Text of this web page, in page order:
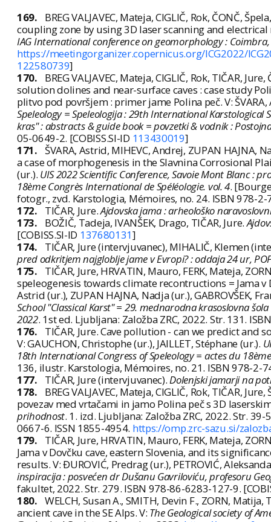
169.
BREG VALJAVEC, Mateja, CIGLIČ, Rok, ČONČ,
coupling zone by using 3D laser scanning and
IAG International conference on geomorphology :
https://meetingorganizer.copernicus.org/ICG2022/
122580739]
170.
BREG VALJAVEC, Mateja, CIGLIČ, Rok, TIČAR,
solution dolines and near-surface caves : case study
plitvo pod površjem : primer jame Polina peč. V: ŠVARA,
Speleology = Speleologija : 29th International Karstological
kras" : abstracts & guide book = povzetki & vodnik :
05-0649-2. [COBISS.SI-ID 113430019]
171. ŠVARA, Astrid, MIHEVC, Andrej, ZUPAN HAJNA,
a case of morphogenesis in the Slavnina Corrosional
(ur.). UIS 2022 Scientific Conference, Savoie Mont Blanc :
18ème Congrès International de Spéléologie. vol. 4.
fotogr., zvd. Karstologia, Mémoires, no. 24. ISBN 978-2-
172.
TIČAR, Jure.Ajdovska jama : arheološko
173.
BOŽIČ, Tadeja, IVANŠEK, Drago, TIČAR, Jure.
[COBISS.SI-ID 137680131]
174.
TIČAR, Jure (intervjuvanec), MIHALIČ, Klemen
pred odkritjem najgloblje jame v Evropi? : oddaja 24 ur,
175.
TIČAR, Jure, HRVATIN, Mauro, FERK, Mateja,
speleogenesis towards climate recontructions = Jama
Astrid (ur.), ZUPAN HAJNA, Nadja (ur.), GABROVŠEK,
School "Classical Karst" = 29. mednarodna krasoslovna
2022. 1st ed. Ljubljana: Založba ZRC, 2022. Str. 131.
176.
TIČAR, Jure. Cave pollution - can we predict and
V: GAUCHON, Christophe (ur.), JAILLET, Stéphane (ur.).
18th International Congress of Speleology = actes du
136, ilustr. Karstologia, Mémoires, no. 21. ISBN 978-2-
177.
TIČAR, Jure (intervjuvanec).Dolenjski jamarji na
178.
BREG VALJAVEC, Mateja, CIGLIČ, Rok, TIČAR,
povezav med vrtačami in jamo Polina peč s 3D
prihodnost. 1. izd. Ljubljana: Založba ZRC, 2022. Str.
0667-6. ISSN 1855-4954. https://omp.zrc-sazu.si/
179.
TIČAR, Jure, HRVATIN, Mauro, FERK, Mateja,
Jama v Dovčku cave, eastern Slovenia, and its
results. V: ĐUROVIĆ, Predrag (ur.), PETROVIĆ,
inspiracija : posvećen dr Dušanu Gavriloviću, profesoru
fakultet, 2022. Str. 279. ISBN 978-86-6283-127-9.
180. WELCH, Susan A., SMITH, Devin F., ZORN, Matija,
ancient cave in the SE Alps. V: The Geological society of